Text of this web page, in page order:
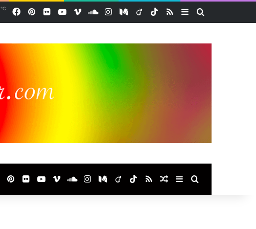
℃ Facebook
Pinterest
Flickr YouTube
VimeoSoundCloud
InstagramMedium
ViadeoTikTok
RSS Sidebar (barre
Facebook
Pinterest
Flickr YouTube
VimeoSoundCloud
InstagramMedium
ViadeoTikTok
RSS Article Aléatoire
Sidebar (barre